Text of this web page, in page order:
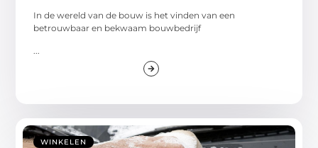
In de wereld van de bouw is het vinden van een
betrouwbaar en bekwaam bouwbedrijf
...
WINKELEN